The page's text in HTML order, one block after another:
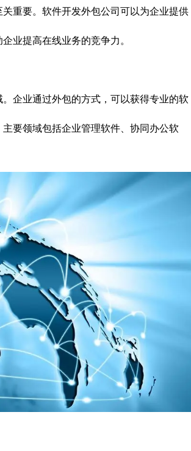
重要。软件开发外包公司可以为企业提供
业提高在线业务的竞争力。
企业通过外包的方式，可以获得专业的软
要领域包括企业管理软件、协同办公软